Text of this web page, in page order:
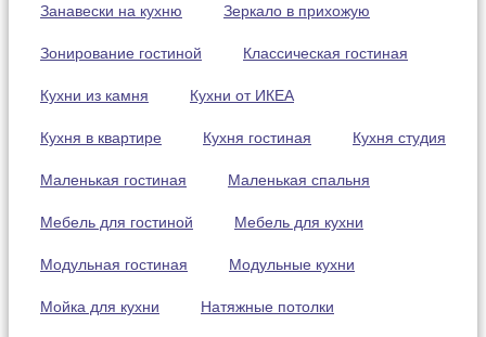
Занавески на кухню Зеркало в прихожую
Зонирование гостиной Классическая гостиная
Кухни из камня Кухни от ИКЕА
Кухня в квартире Кухня гостиная Кухня студия
Маленькая гостиная Маленькая спальня
Мебель для гостиной Мебель для кухни
Модульная гостиная Модульные кухни
Мойка для кухни Натяжные потолки